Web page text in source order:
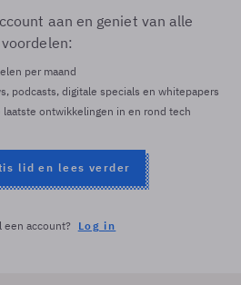
aan en geniet van alle
voordelen:
per maand
podcasts, digitale specials en whitepapers
ontwikkelingen in en rond tech
lid en lees verder
een account? Log in